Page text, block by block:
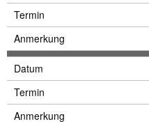
Termin
Anmerkung
Datum
Termin
Anmerkung